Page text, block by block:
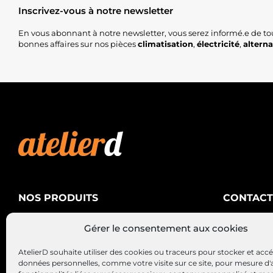
Gérer le consentement aux cookies
AtelierD souhaite utiliser des cookies ou traceurs pour stocker et
données personnelles, comme votre visite sur ce site, pour mesure
Inscrivez-vous à notre newsletter
En vous abonnant à notre newsletter, vous serez informé.e de
bonnes affaires sur nos piècesclimatisation, électricité,
NOS PRODUITS
Alternateurs – Démarreurs
CONTACT
AtelierD
88200
03 29 22 34